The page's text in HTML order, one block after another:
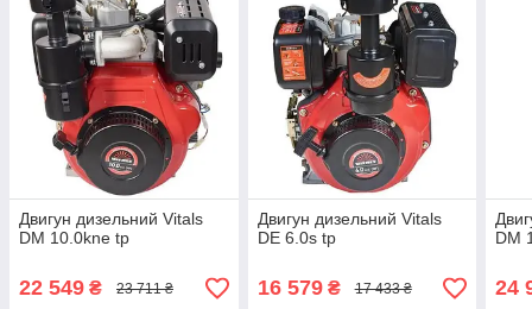
Двигун дизельний Vitals
DM 10.0kne tp
22 549 ₴ 23 711 ₴
Двигун дизельний Vitals
DE 6.0s tp
16 579₴ 17 433 ₴
DM
24